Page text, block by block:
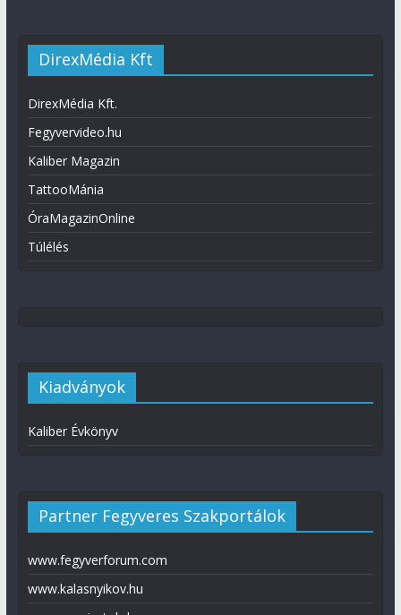
DirexMédia Kft
DirexMédia Kft.
Fegyvervideo.hu
Kaliber Magazin
TattooMánia
ÓraMagazinOnline
Túlélés
Kiadványok
Kaliber Évkönyv
Partner Fegyveres Szakportálok
www.fegyverforum.com
www.kalasnyikov.hu